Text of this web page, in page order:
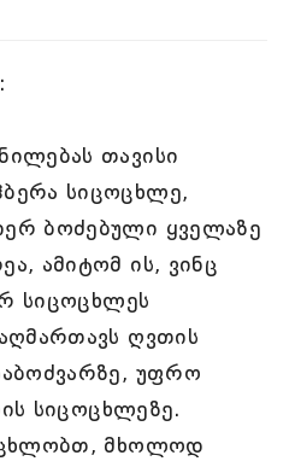
თავისი
სიცოცხლე,
ბოძებული ყველაზე
ამიტომ ის, ვინც
სიცოცხლეს
ღვთის
უფრო
სიცოცხლეზე.
მხოლოდ